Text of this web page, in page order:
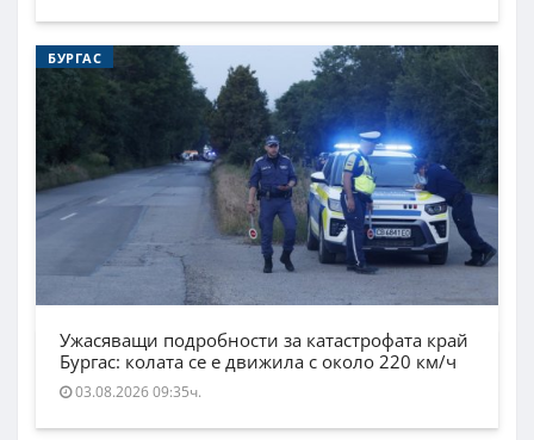
БУРГАС
Ужасяващи подробности за катастрофата край
Бургас: колата се е движила с около 220 км/ч
03.08.2026 09:35ч.